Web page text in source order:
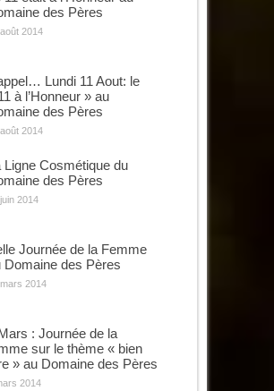
des Pères
2014
Lundi 11 Aout: le
à l’Honneur » au
des Pères
2014
Ligne Cosmétique du
des Pères
2014
Journée de la Femme
Domaine des Pères
2014
: Journée de la
sur le thème « bien
» au Domaine des Pères
2014